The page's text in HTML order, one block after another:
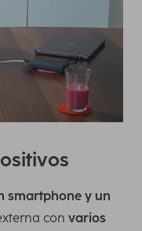
smartphone y un
con varios